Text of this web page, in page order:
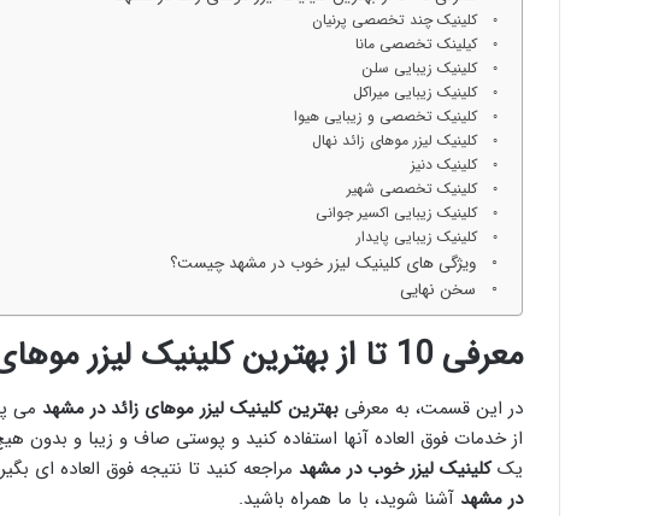
کلینیک چند تخصصی پرنیان
کیلینک تخصصی مانا
کلینیک زیبایی سلن
کلینیک زیبایی میراکل
کلینیک تخصصی و زیبایی هیوا
کلینیک لیزر موهای زائد نهال
کلینیک دنیز
کلینیک تخصصی شهیر
کلینیک زیبایی اکسیر جوانی
کلینیک زیبایی پایدار
ویژگی های کلینیک لیزر خوب در مشهد چیست؟
سخن نهایی
معرفی 10 تا از بهترین کلینیک لیزر موهای زائد در مشهد
در این قسمت، به معرفی بهترین کلینیک لیزر موهای زائد در مشهد می
از خدمات فوق العاده آنها استفاده کنید و پوستی صاف و زیبا و بدون
یککلینیک لیزر خوب در مشهد مراجعه کنید تا نتیجه فوق العاده ای
در مشهد آشنا شوید، با ما همراه باشید.